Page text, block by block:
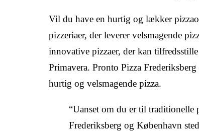
Vil du have en hurtig og lækker
pizzeriaer, der leverer velsmagende
innovative pizzaer, der kan
Primavera. Pronto Pizza
hurtig og velsmagende pizza.
“Uanset om du er til traditionelle
Frederiksberg og København